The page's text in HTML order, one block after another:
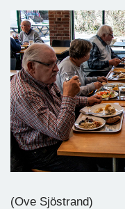
(Ove Sjöstrand)